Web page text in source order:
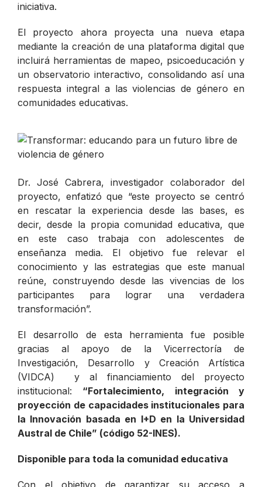
iniciativa.
El proyecto ahora proyecta una nueva etapa
mediante la creación de una plataforma digital que
incluirá herramientas de mapeo, psicoeducación y
un observatorio interactivo, consolidando así una
respuesta integral a las violencias de género en
comunidades educativas.
Dr. José Cabrera, investigador colaborador del
proyecto, enfatizó que “este proyecto se centró
en rescatar la experiencia desde las bases, es
decir, desde la propia comunidad educativa, que
en este caso trabaja con adolescentes de
enseñanza media. El objetivo fue relevar el
conocimiento y las estrategias que este manual
reúne, construyendo desde las vivencias de los
participantes para lograr una verdadera
transformación”.
El desarrollo de esta herramienta fue posible
gracias al apoyo de la Vicerrectoría de
Investigación, Desarrollo y Creación Artística
(VIDCA) y al financiamiento del proyecto
institucional: “Fortalecimiento, integración y
proyección de capacidades institucionales para
la Innovación basada en I+D en la Universidad
Austral de Chile” (código 52-INES).
Disponible para toda la comunidad educativa
Con el objetivo de garantizar su acceso a